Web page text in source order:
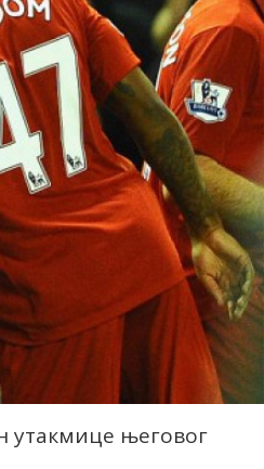
утакмице његовог